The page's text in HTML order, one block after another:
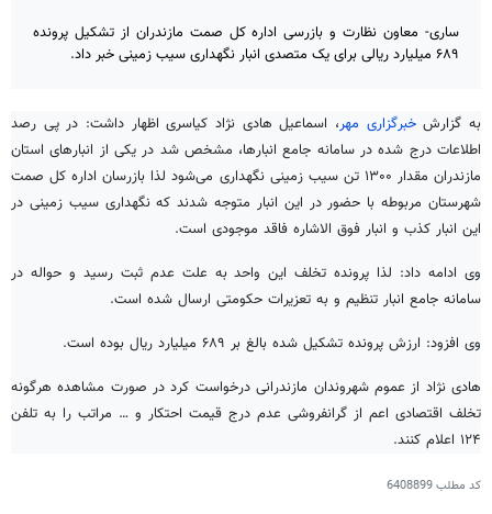
ساری- معاون نظارت و بازرسی اداره کل صمت مازندران از تشکیل پرونده
۶۸۹ میلیارد ریالی برای یک متصدی انبار نگهداری سیب زمینی خبر داد.
به گزارشخبرگزاری مهر، اسماعیل هادی نژاد کیاسری اظهار داشت: در پی رصد
اطلاعات درج شده در سامانه جامع انبارها، مشخص شد در یکی از انبارهای استان
مازندران مقدار ۱۳۰۰ تن سیب زمینی نگهداری می‌شود لذا بازرسان اداره کل
صمت
شهرستان مربوطه با حضور در این انبار متوجه شدند که نگهداری سیب زمینی در
این انبار کذب و انبار فوق الاشاره فاقد موجودی است.
وی ادامه داد: لذا پرونده تخلف این واحد به علت عدم ثبت رسید و حواله در
سامانه جامع انبار تنظیم و به تعزیرات حکومتی ارسال شده است.
وی افزود: ارزش پرونده تشکیل شده بالغ بر ۶۸۹ میلیارد ریال بوده است.
هادی نژاد از عموم شهروندان مازندرانی درخواست کرد در صورت مشاهده هرگونه
تخلف اقتصادی اعم از گرانفروشی عدم درج قیمت احتکار و … مراتب را به تلفن
۱۲۴ اعلام کنند.
کد مطلب6408899